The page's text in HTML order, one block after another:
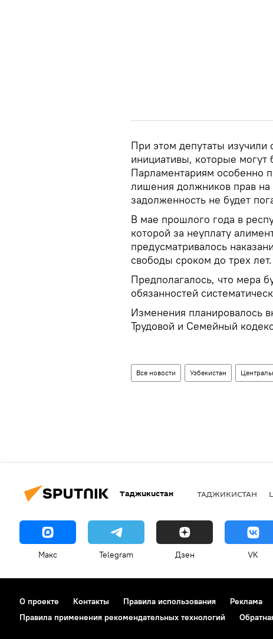
При этом депутаты изучили
инициативы, которые
Парламентариям особенно
лишения должников прав
задолженность не будет
В мае прошлого года в
которой за неуплату
предусматривалось
свободы сроком до трех лет.
Предполагалось, что мера
обязанностей
Изменения планировалось
Трудовой и Семейный
Все новости Узбекистан
Таджикистан ТАДЖИКИСТАН
Макс Telegram Дзен VK
О проекте Контакты Правила использования Реклама
Правила применения рекомендательных технологий